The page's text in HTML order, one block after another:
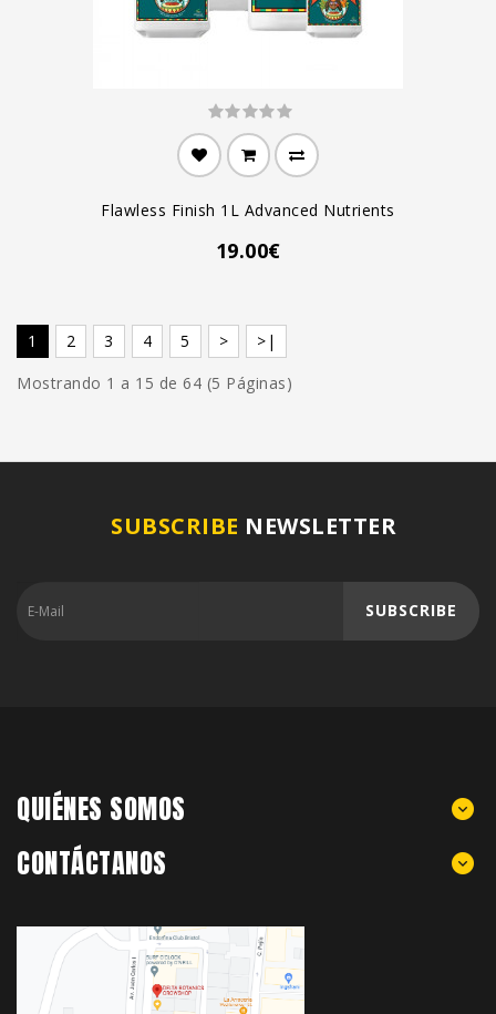
Flawless Finish 1L Advanced Nutrients
19.00€
1 2 3 4 5 >
>|
Mostrando 1 a 15 de 64 (5 Páginas)
SUBSCRIBE NEWSLETTER
SUBSCRIBE
QUIÉNES SOMOS
CONTÁCTANOS